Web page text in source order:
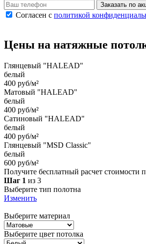
Заказать по
Согласен с политикой
Цены на натяжные
Глянцевый "HALEAD"
белый
400 руб/м²
Матовый "HALEAD"
белый
400 руб/м²
Сатиновый "HALEAD"
белый
400 руб/м²
Глянцевый "MSD Classic"
белый
600 руб/м²
Получите бесплатный расчет стоимости
Шаг 1 из 3
Выберите тип полотна
Изменить
Выберите материал
Выберите цвет потолка